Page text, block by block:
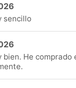
sencillo
bien. He